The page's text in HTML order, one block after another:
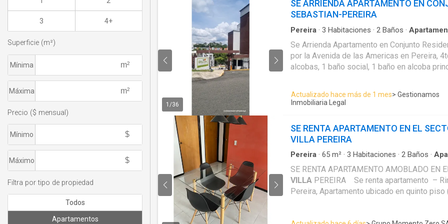
1 /36
SE ARRIENDA APARTAMENTO EN
SEBASTIAN-PEREIRA
Pereira · 3 Habitaciones · 2 Baños ·
Gimnasio·Cocina integral·Ascensor·Gas
panorámica·Seguridad privada· Piscina
Se Arrienda Apartamento en Conjunto
por la Avenida de las Americas en Pereira,
alcobas, 1 baño social, 1 baño en alcoba
alcobas, balcon con vista panoramica,
carros, ascensor, parqueadero cubierto,
residencial cuenta con piscina, juegos
vigilancia 24/7, circuito cerrado de tv,
cerca a supermercados, buenas vias de
$1.600.000 incluida administracion.
Actualizado hace más de 1 mes> Gestionamos
Inmobiliaria Legal
SE RENTA APARTAMENTO EN EL
VILLA PEREIRA
Pereira · 65 m² · 3 Habitaciones · 2 Baños ·
SE RENTA APARTAMENTO AMOBLADO EN
VILLA
PEREIRA Se renta apartamento –
Pereira, Apartamento ubicado en quinto piso
3 4+
Superficie (m²)
Mínima
Máxima
Precio ($ mensual)
Mínimo
Máximo
Filtra por tipo de propiedad
Todos
Apartamentos